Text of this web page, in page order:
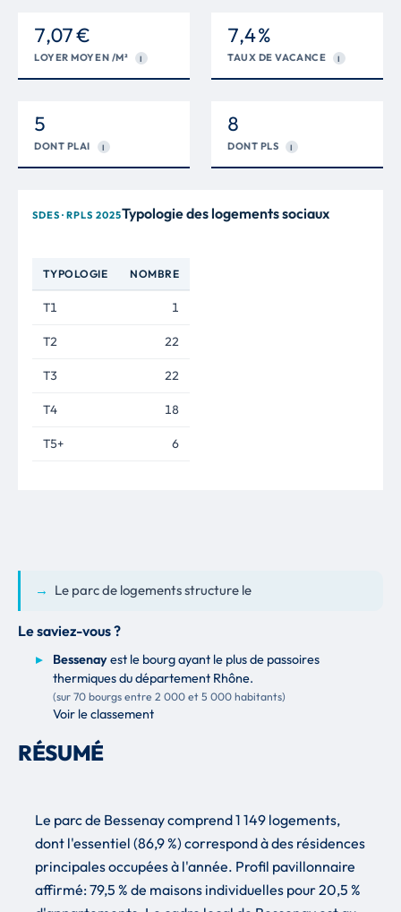
7,07 €
LOYER MOYEN /M² I
7,4 %
TAUX DE VACANCE I
5
DONT PLAI I
8
DONT PLS I
SDES · RPLS 2025Typologie des logements sociaux
TYPOLOGIE NOMBRE
T1 1
T2 22
T3 22
T4 18
T5+ 6
→ Le parc de logements structure le
Le saviez-vous ?
Bessenayest le bourg ayant le plus de passoires
thermiques du département Rhône.
(sur 70 bourgs entre 2 000 et 5 000 habitants)
Voir le classement
RÉSUMÉ
Le parc de Bessenay comprend 1 149 logements,
dont l'essentiel (86,9 %) correspond à des résidences
principales occupées à l'année. Profil pavillonnaire
affirmé: 79,5 % de maisons individuelles pour 20,5 %